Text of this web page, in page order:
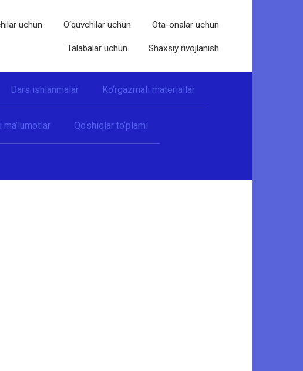
uchun O‘quvchilar uchun Ota-onalar uchun
Talabalar uchun Shaxsiy rivojlanish
Dars ishlanmalar Ko‘rgazmali materiallar
Qo‘shiqlar to‘plami